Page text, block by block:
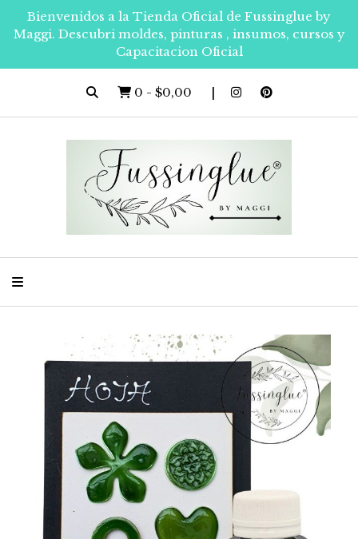
Bienvenidos a la Tienda Oficial de Fussinglue by
Maggi. Descubri moldes, pinturas , insumos, cursos y
Capacitacion Oficial
0 - $0,00